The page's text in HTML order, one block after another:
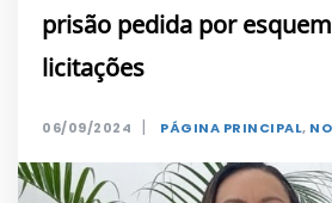
prisão pedida por
licitações
06/09/2024 | PÁGINA PRINCIPAL,